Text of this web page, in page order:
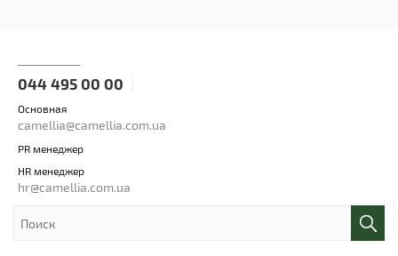
044 495 00 00
Основная
camellia@camellia.com.ua
PR менеджер
HR менеджер
hr@camellia.com.ua